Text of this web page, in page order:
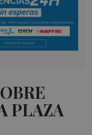
PLAZA